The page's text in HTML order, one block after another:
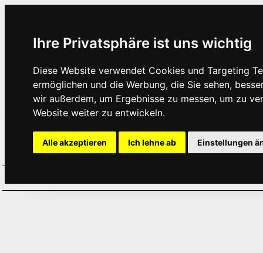
Ihre Privatsphäre ist uns wichtig
Diese Website verwendet Cookies und Targeting
ermöglichen und die Werbung, die Sie sehen,
wir außerdem, um Ergebnisse zu messen, um zu
Website weiter zu entwickeln.
Alle akzeptieren Ich lehne ab Einstellungen